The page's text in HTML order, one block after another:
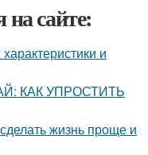
сайте:
и
КАК УПРОСТИТЬ
жизнь проще и